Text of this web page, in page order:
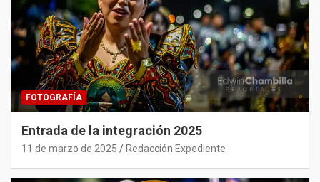
FOTOGRAFÍA
Entrada de la integración 2025
11 de marzo de 2025 Redacción Expediente